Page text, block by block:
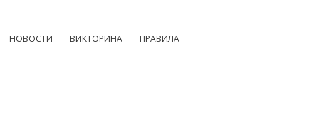
НОВОСТИ ВИКТОРИНА ПРАВИЛА